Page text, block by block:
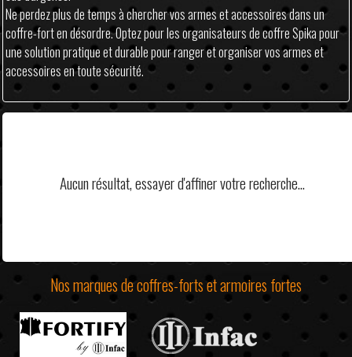
Ne perdez plus de temps à chercher vos armes et accessoires dans un
coffre-fort en désordre. Optez pour les organisateurs de coffre Spika pour
une solution pratique et durable pour ranger et organiser vos armes et
accessoires en toute sécurité.
Aucun résultat, essayer d'affiner votre recherche...
Nos marques de coffres-forts et armoires fortes